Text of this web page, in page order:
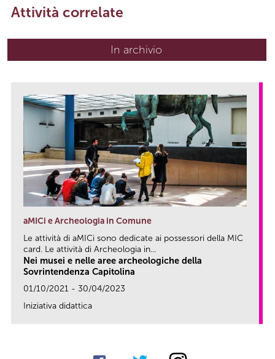
Attività correlate
In archivio
aMICi e Archeologia in Comune
Le attività di aMICi sono dedicate ai possessori della MIC
card. Le attività di Archeologia in...
Nei musei e nelle aree archeologiche della
Sovrintendenza Capitolina
01/10/2021 - 30/04/2023
Iniziativa didattica